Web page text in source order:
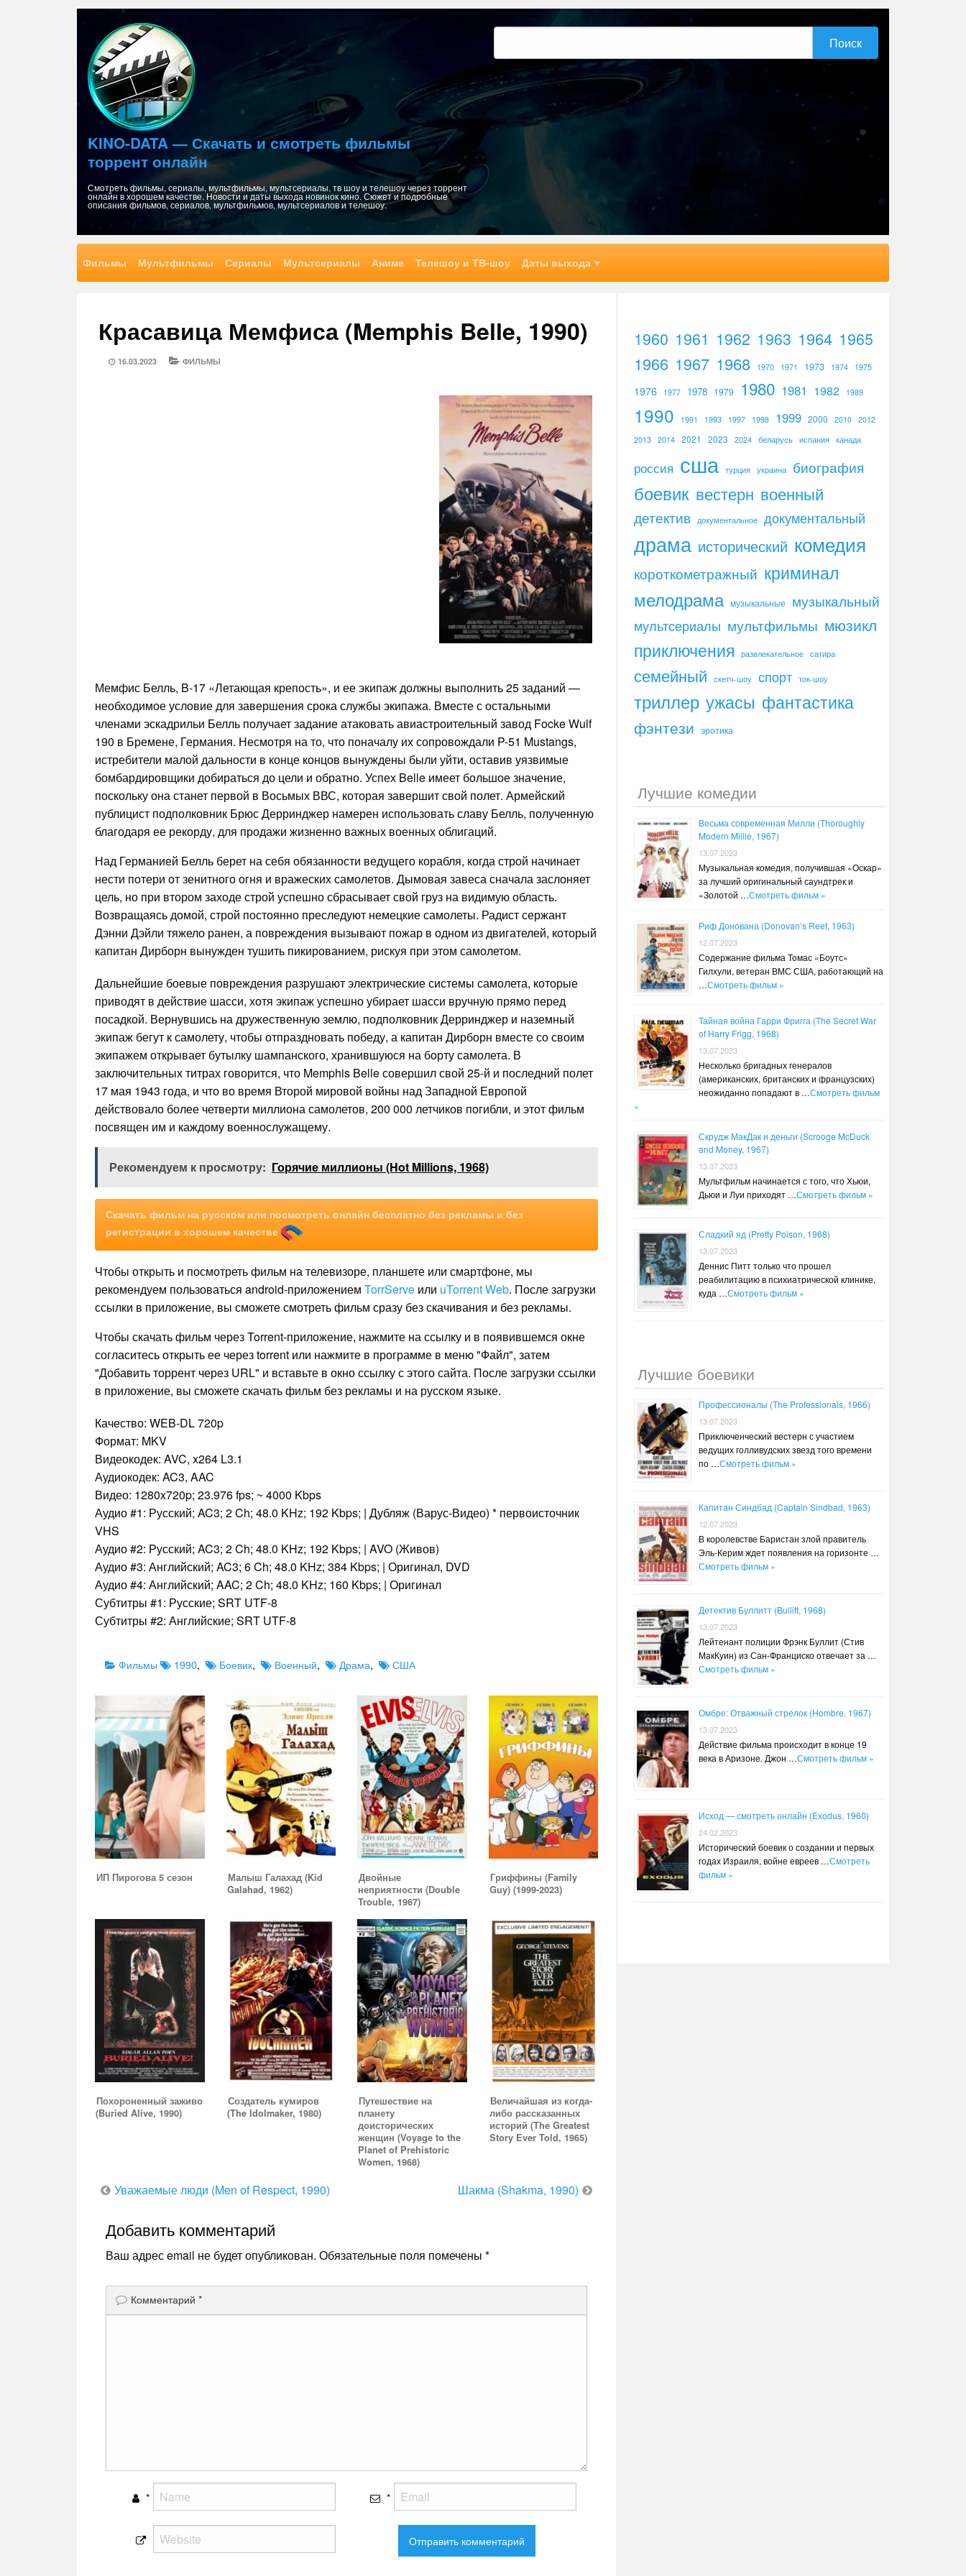
KINO-DATA — Скачать и смотреть фильмы
торрент онлайн
Смотреть фильмы, сериалы, мультфильмы, мультсериалы, тв шоу и телешоу через торрент
онлайн в хорошем качестве. Новости и даты выхода новинок кино. Сюжет и подробные
описания фильмов, сериалов, мультфильмов, мультсериалов и телешоу.
Фильмы Мультфильмы Сериалы Мультсериалы Аниме Телешоу и ТВ-шоу Даты выхода
Красавица Мемфиса (Memphis Belle, 1990)
POSTED
16.03.2023 CATEGORIES
ФИЛЬМЫ
Мемфис Белль, B-17 «Летающая крепость», и ее экипаж должны выполнить 25 заданий —
необходимое условие для завершения срока службы экипажа. Вместе с остальными
членами эскадрильи Белль получает задание атаковать авиастроительный завод Focke Wulf
190 в Бремене, Германия. Несмотря на то, что поначалу их сопровождали P-51 Mustangs,
истребители малой дальности в конце концов вынуждены были уйти, оставив уязвимые
бомбардировщики добираться до цели и обратно. Успех Belle имеет большое значение,
поскольку она станет первой в Восьмых ВВС, которая завершит свой полет. Армейский
публицист подполковник Брюс Дерринджер намерен использовать славу Белль, полученную
благодаря ее рекорду, для продажи жизненно важных военных облигаций.
Над Германией Белль берет на себя обязанности ведущего корабля, когда строй начинает
нести потери от зенитного огня и вражеских самолетов. Дымовая завеса сначала заслоняет
цель, но при втором заходе строй успешно сбрасывает свой груз на видимую область.
Возвращаясь домой, строй постоянно преследуют немецкие самолеты. Радист сержант
Дэнни Дэйли тяжело ранен, а повреждения вызывают пожар в одном из двигателей, который
капитан Дирборн вынужден тушить пикированием, рискуя при этом самолетом.
Дальнейшие боевые повреждения разрушают электрические системы самолета, которые
приводят в действие шасси, хотя экипаж успешно убирает шасси вручную прямо перед
посадкой. Вернувшись на дружественную землю, подполковник Дерринджер и наземный
экипаж бегут к самолету, чтобы отпраздновать победу, а капитан Дирборн вместе со своим
экипажем открывает бутылку шампанского, хранившуюся на борту самолета. В
заключительных титрах говорится, что Memphis Belle совершил свой 25-й и последний полет
17 мая 1943 года, и что во время Второй мировой войны над Западной Европой
действовало более четверти миллиона самолетов, 200 000 летчиков погибли, и этот фильм
посвящен им и каждому военнослужащему.
Рекомендуем к просмотру: Горячие миллионы (Hot Millions, 1968)
Скачать фильм на русском или посмотреть онлайн бесплатно без рекламы и без
регистрации в хорошем качестве
Чтобы открыть и посмотреть фильм на телевизоре, планшете или смартфоне, мы
рекомендуем пользоваться android-приложением TorrServe или uTorrent Web. После загрузки
ссылки в приложение, вы сможете смотреть фильм сразу без скачивания и без рекламы.
Чтобы скачать фильм через Torrent-приложение, нажмите на ссылку и в появившемся окне
согласитесь открыть ее через torrent или нажмите в программе в меню "Файл", затем
"Добавить торрент через URL" и вставьте в окно ссылку с этого сайта. После загрузки ссылки
в приложение, вы сможете скачать фильм без рекламы и на русском языке.
Качество: WEB-DL 720p
Формат: MKV
Видеокодек: AVC, x264 L3.1
Аудиокодек: AC3, AAC
Видео: 1280x720p; 23.976 fps; ~ 4000 Kbps
Аудио #1: Русский; AC3; 2 Ch; 48.0 KHz; 192 Kbps; | Дубляж (Варус-Видео) * первоисточник
VHS
Аудио #2: Русский; AC3; 2 Ch; 48.0 KHz; 192 Kbps; | AVO (Живов)
Аудио #3: Английский; AC3; 6 Ch; 48.0 KHz; 384 Kbps; | Оригинал, DVD
Аудио #4: Английский; AAC; 2 Ch; 48.0 KHz; 160 Kbps; | Оригинал
Субтитры #1: Русские; SRT UTF-8
Субтитры #2: Английские; SRT UTF-8
Categories
Фильмы Tags1990, Боевик, Военный, Драма, США
ИП Пирогова 5 сезон
Малыш Галахад (Kid
Galahad, 1962)
Двойные
неприятности (Double
Trouble, 1967)
Гриффины (Family
Guy) (1999-2023)
Похороненный заживо
(Buried Alive, 1990)
Создатель кумиров
(The Idolmaker, 1980)
Путешествие на
планету
доисторических
женщин (Voyage to the
Planet of Prehistoric
Women, 1968)
Величайшая из когда-
либо рассказанных
историй (The Greatest
Story Ever Told, 1965)
Навигация
записям
Уважаемые люди (Men of Respect, 1990) Шакма (Shakma, 1990)
Добавить комментарий
Ваш адрес email не будет опубликован. Обязательные поля помечены *
Комментарий *
* *
1960 1961 1962 1963 1964 1965
1966 1967 1968 1970 1971 1973 1974 1975
1976 1977 1978 1979 1980 1981 1982 1989
1990 1991 1993 1997 1998 1999 2000 2010
2012
2013
2014 2021 2023 2024 беларусь испания канада
россия сша турция украина биография
боевик вестерн военный
детектив документальное документальный
драма исторический комедия
короткометражный криминал
мелодрама музыкальные музыкальный
мультсериалы мультфильмы мюзикл
приключения развлекательное сатира
семейный скетч-шоу спорт ток-шоу
триллер ужасы фантастика
фэнтези эротика
Лучшие комедии
Весьма современная Милли (Thoroughly
Modern Millie, 1967)
13.07.2023
Музыкальная комедия, получившая «Оскар»
за лучший оригинальный саундтрек и
«Золотой …Смотреть фильм »
Риф Донована (Donovan’s Reef, 1963)
12.07.2023
Содержание фильма Томас «Боутс»
Гилхули, ветеран ВМС США, работающий на
…Смотреть фильм »
Тайная война Гарри Фригга (The Secret War
of Harry Frigg, 1968)
13.07.2023
Несколько бригадных генералов
(американских, британских и французских)
неожиданно попадают в …Смотреть фильм
»
Скрудж МакДак и деньги (Scrooge McDuck
and Money, 1967)
13.07.2023
Мультфильм начинается с того, что Хьюи,
Дьюи и Луи приходят …Смотреть фильм »
Сладкий яд (Pretty Poison, 1968)
13.07.2023
Деннис Питт только что прошел
реабилитацию в психиатрической клинике,
куда …Смотреть фильм »
Лучшие боевики
Профессионалы (The Professionals, 1966)
13.07.2023
Приключенческий вестерн с участием
ведущих голливудских звезд того времени
по …Смотреть фильм »
Капитан Синдбад (Captain Sindbad, 1963)
12.07.2023
В королевстве Баристан злой правитель
Эль-Керим ждет появления на горизонте …
Смотреть фильм »
Детектив Буллитт (Bullitt, 1968)
13.07.2023
Лейтенант полиции Фрэнк Буллит (Стив
МакКуин) из Сан-Франциско отвечает за …
Смотреть фильм »
Омбре: Отважный стрелок (Hombre, 1967)
13.07.2023
Действие фильма происходит в конце 19
века в Аризоне. Джон …Смотреть фильм »
Исход — смотреть онлайн (Exodus, 1960)
24.02.2023
Исторический боевик о создании и первых
годах Израиля, войне евреев …Смотреть
фильм »